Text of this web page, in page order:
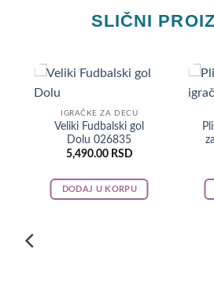
SLIČNI
IGRAČKE ZA DECU
Veliki Fudbalski gol
Dolu 026835
5,490.00 RSD
DODAJ U KORPU